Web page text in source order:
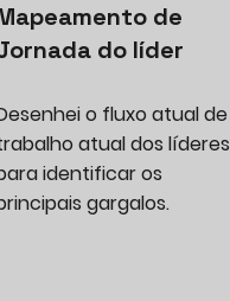
de
do líder
o fluxo atual de
atual dos líderes
identificar os
gargalos.